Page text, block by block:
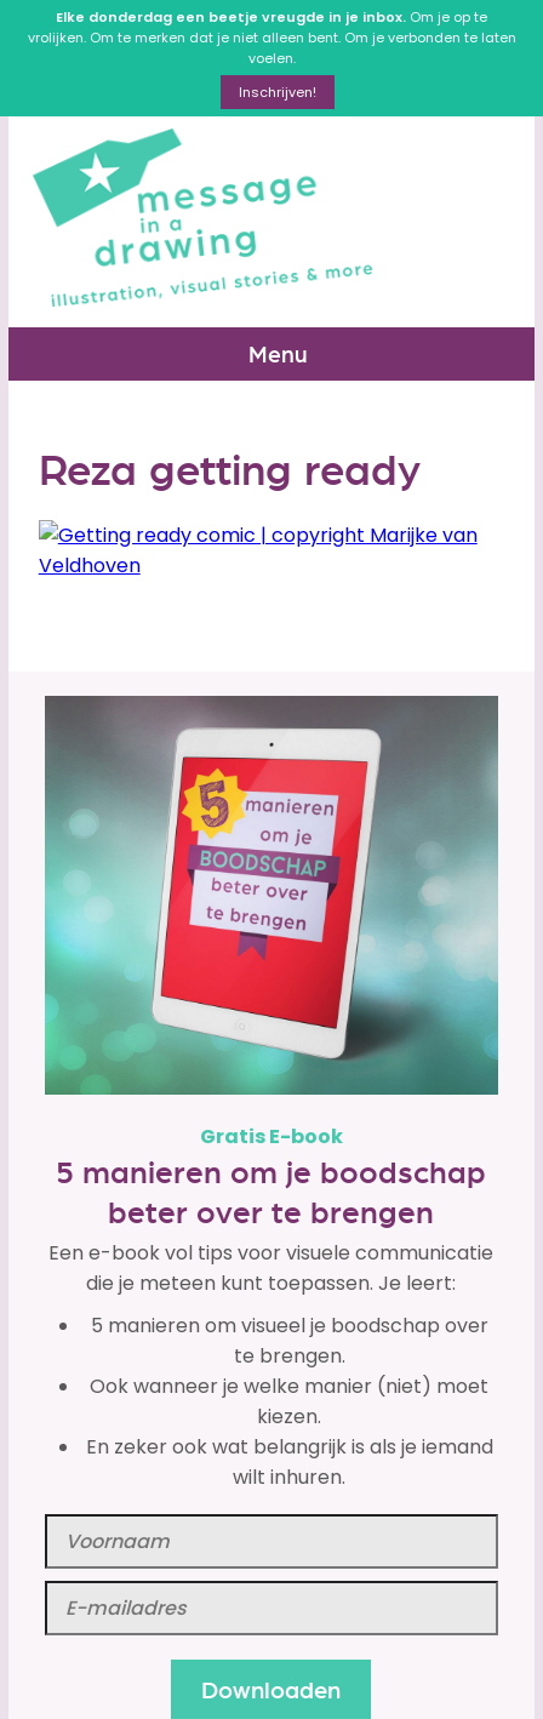
Elke donderdag een beetje vreugde in je inbox. Om je op te
vrolijken. Om te merken dat je niet alleen bent. Om je verbonden te laten
voelen.
Inschrijven!
Menu
Reza getting ready
Gratis E-book
5 manieren om je boodschap
beter over te brengen
Een e-book vol tips voor visuele communicatie
die je meteen kunt toepassen. Je leert:
5 manieren om visueel je boodschap over
te brengen.
Ook wanneer je welke manier (niet) moet
kiezen.
En zeker ook wat belangrijk is als je iemand
wilt inhuren.